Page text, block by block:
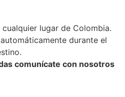
lugar de Colombia.
durante el
comunícate con nosotros